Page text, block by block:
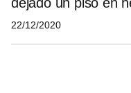
22/12/2020